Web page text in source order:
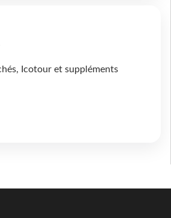
Icotour et suppléments